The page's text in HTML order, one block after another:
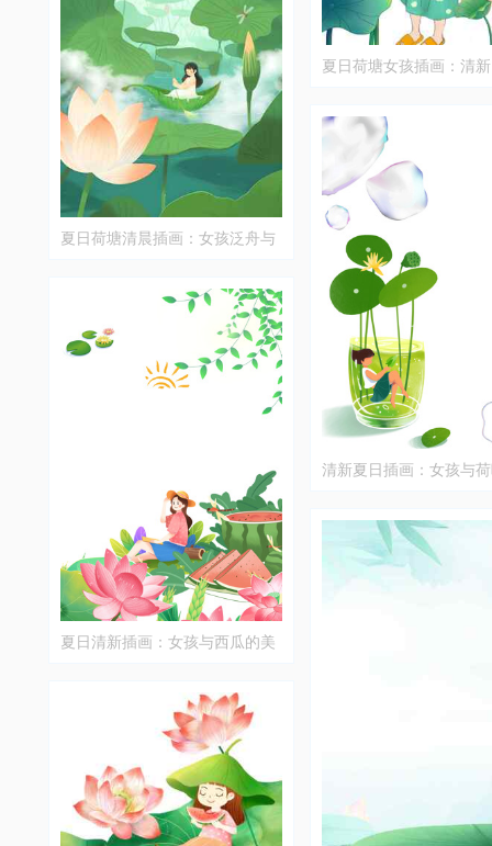
夏日荷塘清晨插画：女孩泛舟与
夏日清新插画：女孩与西瓜的美
夏日荷塘女孩插画：清
清新夏日插画：女孩与